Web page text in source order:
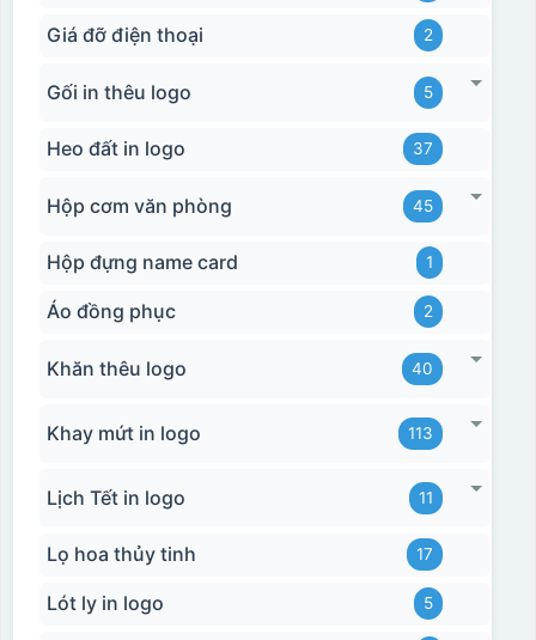
Giá đỡ điện thoại 2
Gối in thêu logo 5
Heo đất in logo 37
Hộp cơm văn phòng 45
Hộp đựng name card 1
Áo đồng phục 2
Khăn thêu logo 40
Khay mứt in logo 113
Lịch Tết in logo 11
Lọ hoa thủy tinh 17
Lót ly in logo 5